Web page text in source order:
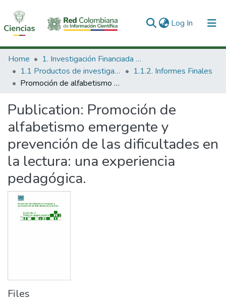
Log In (current)
Communities & Collections
All of DSpace
Home
1. Investigación Financiada con Recursos Públicos
1.1 Productos de investigación
1.1.2. Informes Finales
Promoción de alfabetismo emergente y prevención de las dificultades en la lectura: una experiencia pedagógica.
Publication: Promoción de
alfabetismo emergente y
prevención de las dificultades en
la lectura: una experiencia
pedagógica.
Files